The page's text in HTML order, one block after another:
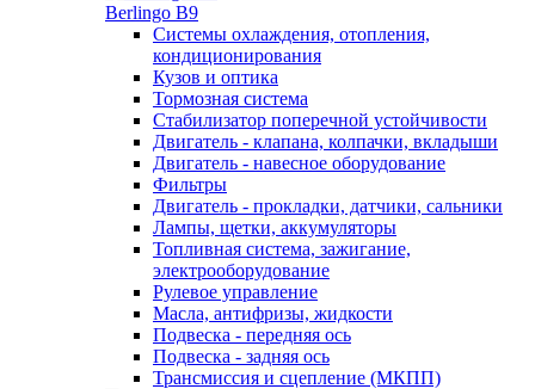
Berlingo B9
Системы охлаждения, отопления,
кондиционирования
Кузов и оптика
Тормозная система
Стабилизатор поперечной устойчивости
Двигатель - клапана, колпачки, вкладыши
Двигатель - навесное оборудование
Фильтры
Двигатель - прокладки, датчики, сальники
Лампы, щетки, аккумуляторы
Топливная система, зажигание,
электрооборудование
Рулевое управление
Масла, антифризы, жидкости
Подвеска - передняя ось
Подвеска - задняя ось
Трансмиссия и сцепление (МКПП)